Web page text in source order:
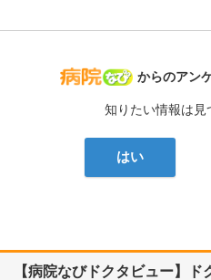
病院なび
からのアン
知りたい情報は見
はい
【病院なびドクタビュー】ド